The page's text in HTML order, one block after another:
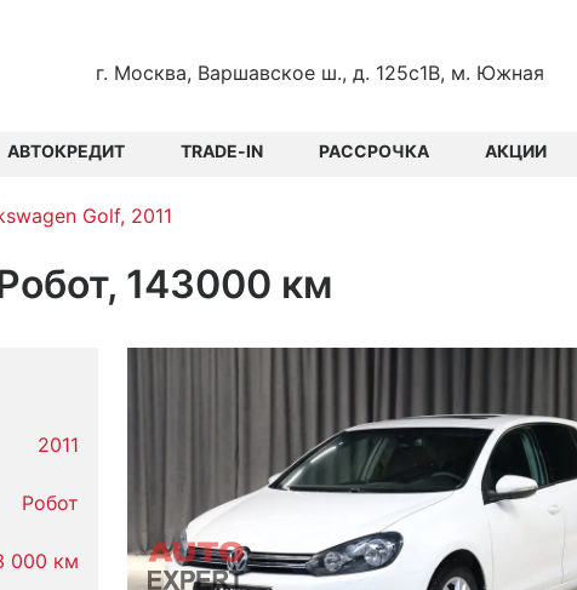
г. Москва, Варшавское ш., д. 125с1В, м. Южная
АВТОКРЕДИТ TRADE-IN РАССРОЧКА АКЦИИ
Golf, 2011
143000 км
2011
Робот
000 км